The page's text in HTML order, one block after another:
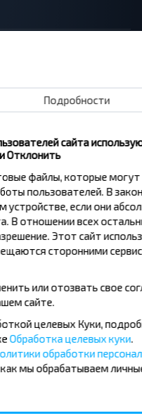
г. Минск, Логойский тракт,
Подробности
сайта
Отклонить
файлы, которые
пользователей. В
устройстве, если они
В отношении всех
Этот сайт
сторонними
или отозвать свое
сайте.
целевых Куки,
Обработка целевых куки.
обработки
мы обрабатываем